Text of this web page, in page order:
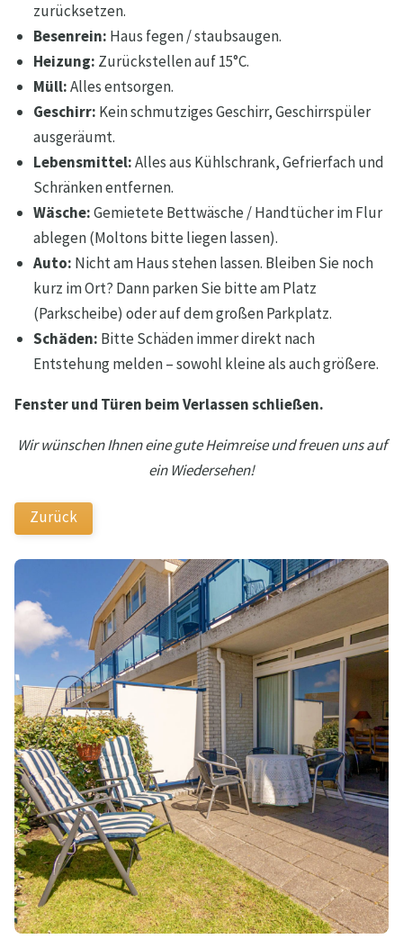
zurücksetzen.
Besenrein: Haus fegen / staubsaugen.
Heizung: Zurückstellen auf 15°C.
Müll:Alles entsorgen.
Geschirr: Kein schmutziges Geschirr, Geschirrspüler
ausgeräumt.
Lebensmittel:Alles aus Kühlschrank, Gefrierfach und
Schränken entfernen.
Wäsche:Gemietete Bettwäsche / Handtücher im Flur
ablegen (Moltons bitte liegen lassen).
Auto: Nicht am Haus stehen lassen. Bleiben Sie noch
kurz im Ort? Dann parken Sie bitte am Platz
(Parkscheibe) oder auf dem großen Parkplatz.
Schäden: Bitte Schäden immer direkt nach
Entstehung melden – sowohl kleine als auch größere.
Fenster und Türen beim Verlassen schließen.
Wir wünschen Ihnen eine gute Heimreise und freuen uns auf
ein Wiedersehen!
Zurück